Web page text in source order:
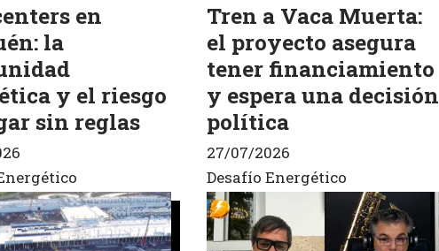
en
la
y el riesgo
sin reglas
Tren a Vaca Muerta:
el proyecto asegura
tener financiamiento
y espera una decisión
política
Desafío Energético
27/07/2026